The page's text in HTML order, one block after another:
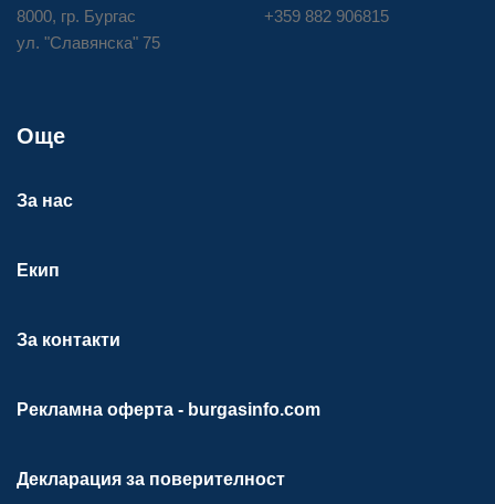
8000, гр. Бургас
ул. "Славянска" 75
+359 882 906815
Още
За нас
Екип
За контакти
Рекламна оферта - burgasinfo.com
Декларация за поверителност